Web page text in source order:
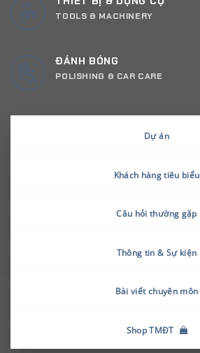
TOOLS & MACHINERY
ĐÁNH BÓNG
POLISHING & CAR CARE
Dự án
Khách hàng tiêu biểu
Câu hỏi thường gặp
Thông tin & Sự kiện
Bài viết chuyên môn
Shop TMĐT